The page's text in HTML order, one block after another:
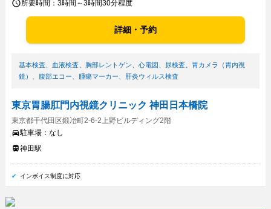
所要時間： 3時間～3時間30分程度
詳細・予約
基本検査、 血液検査、 胸部レントゲン 心電図 尿検査、 胃カメラ（胃内視
鏡）
腹部エコー 腫瘍マーカー 肝炎ウィルス検査
東京胃腸肛門内視鏡クリニック 神田日本橋院
東京都千代田区鍛冶町2-6-2上野ビルディング2階
駐車場： なし
神田駅
インボイス制度に対応